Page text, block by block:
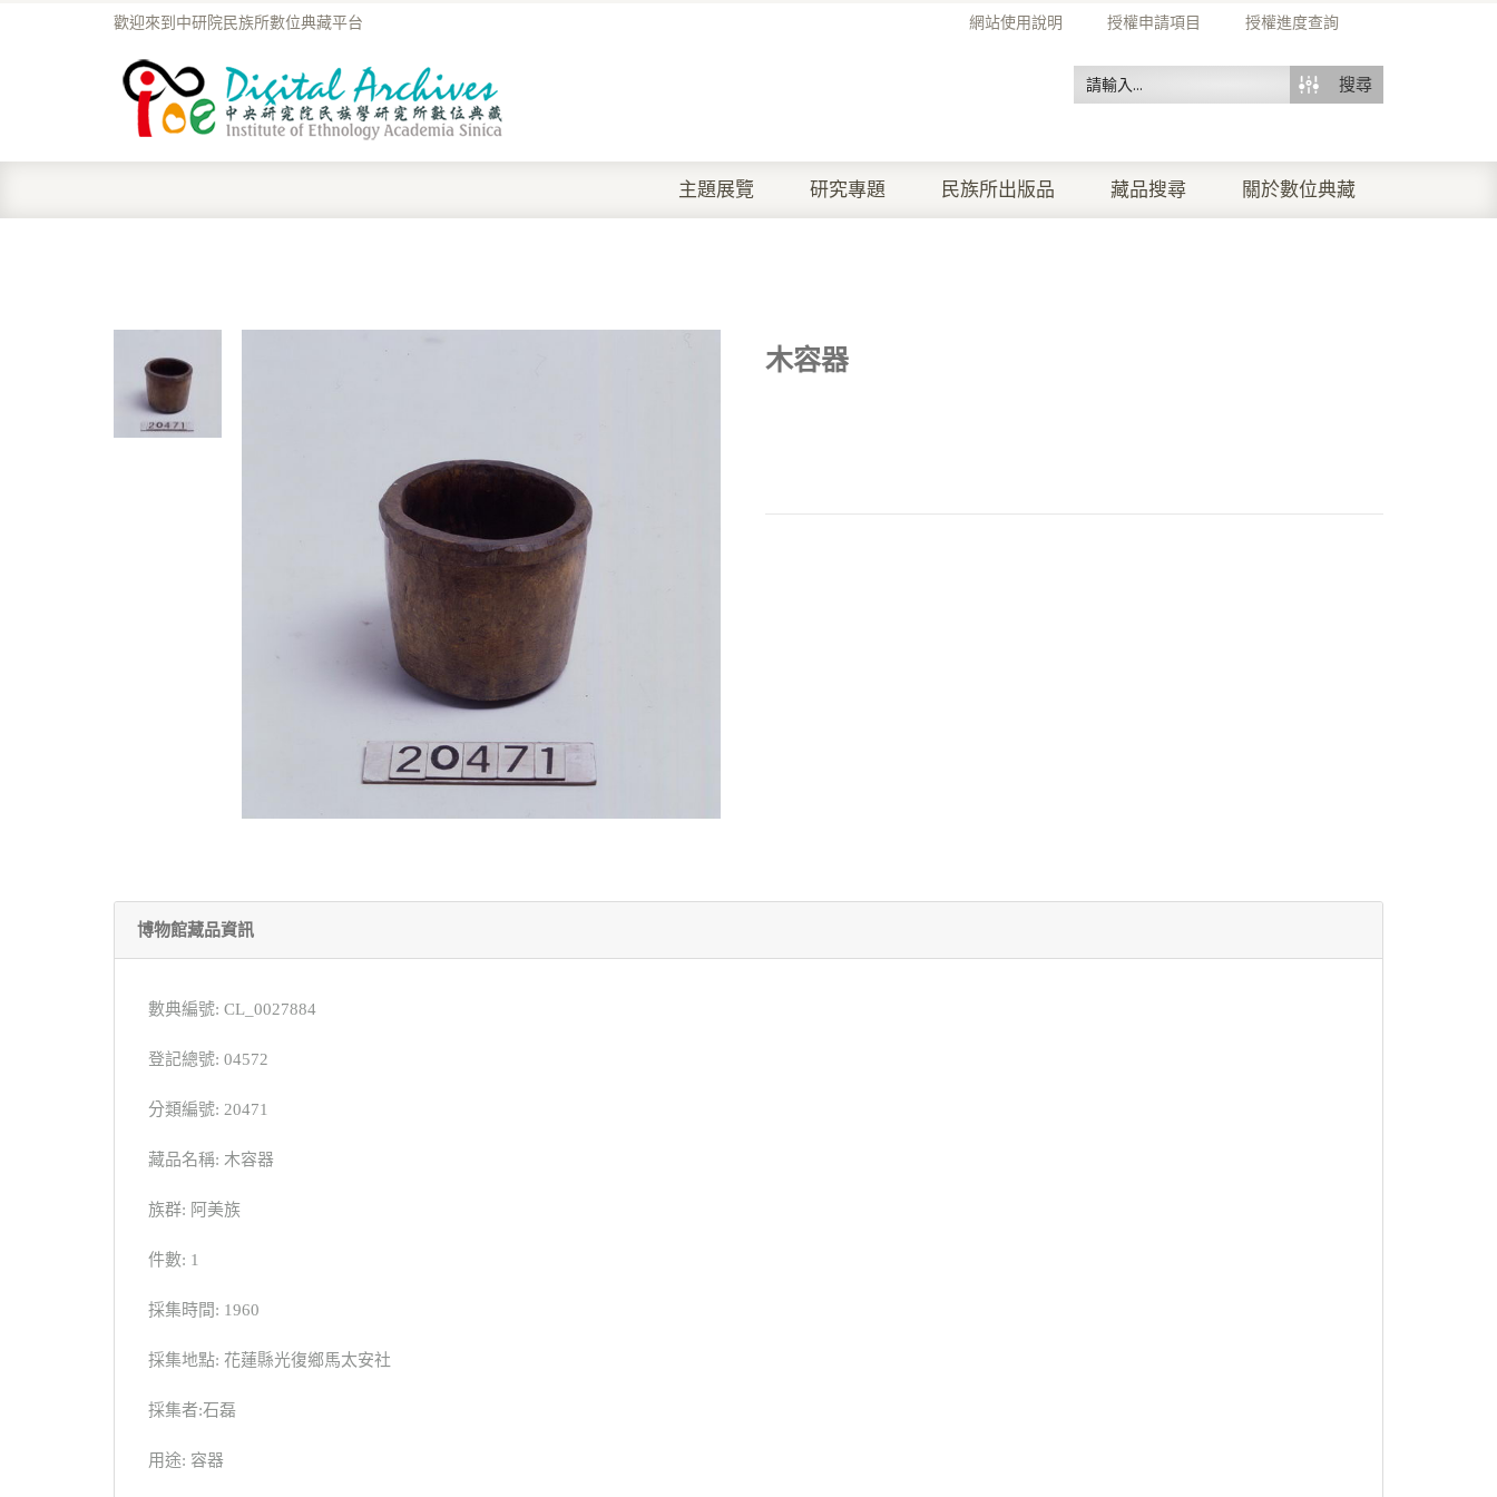
網站使用說明 授權申請項目 授權進度查詢
歡迎來到中研院民族所數位典藏平台
搜尋
主題展覽 研究專題 民族所出版品 藏品搜尋 關於數位典藏
木容器
博物館藏品資訊
數典編號: CL_0027884
登記總號: 04572
分類編號: 20471
藏品名稱: 木容器
族群: 阿美族
件數: 1
採集時間: 1960
採集地點: 花蓮縣光復鄉馬太安社
採集者:石磊
用途: 容器